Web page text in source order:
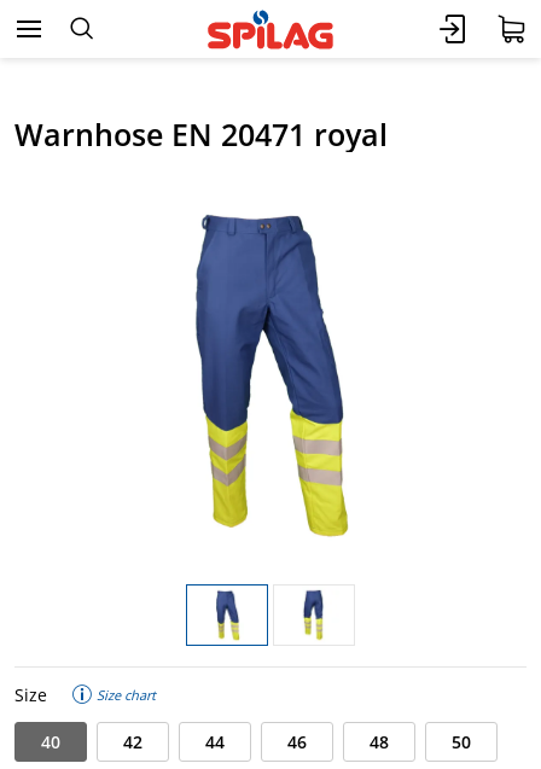
Warnhose EN 20471 royal
Size Size chart
40 42 44 46 48 50